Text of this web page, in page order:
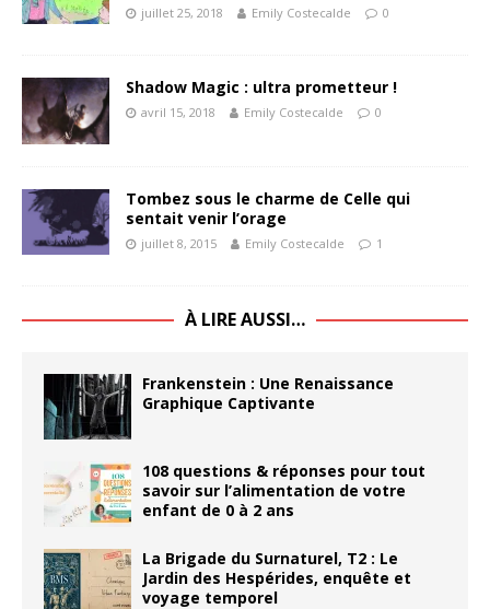
juillet 25, 2018 Emily Costecalde 0
Shadow Magic : ultra prometteur !
avril 15, 2018 Emily Costecalde 0
Tombez sous le charme de Celle qui
sentait venir l’orage
juillet 8, 2015 Emily Costecalde 1
À LIRE AUSSI…
Frankenstein : Une Renaissance
Graphique Captivante
108 questions & réponses pour tout
savoir sur l’alimentation de votre
enfant de 0 à 2 ans
La Brigade du Surnaturel, T2 : Le
Jardin des Hespérides, enquête et
voyage temporel